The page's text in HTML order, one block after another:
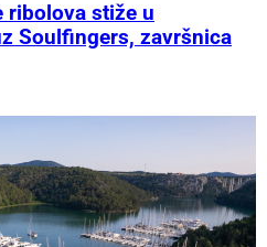
ribolova stiže u
Soulfingers, završnica